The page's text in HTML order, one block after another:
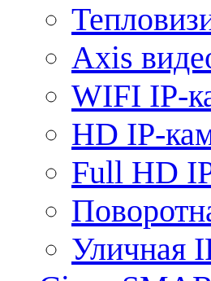
Axis
WIFI IP-
HD IP-
Full HD
Уличная